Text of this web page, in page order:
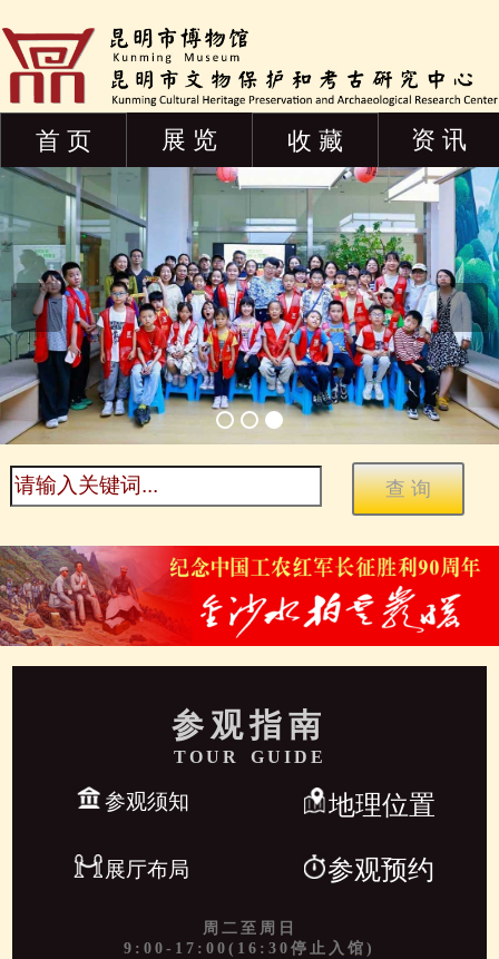
首 页 展 览 收 藏 资 讯
参观指南
TOUR GUIDE
参观须知 地理位置
展厅布局 参观预约
周二至周日
9:00-17:00(16:30停止入馆)